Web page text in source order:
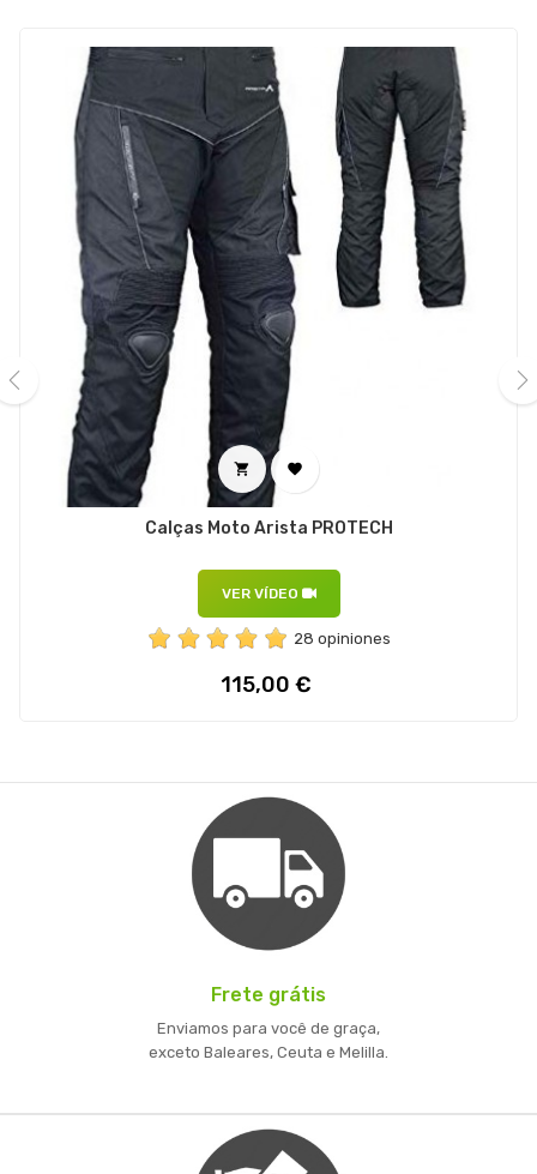
 
Calças Moto Arista PROTECH
VER VÍDEO
28 opiniones
Preço
115,00 €
Frete grátis
Enviamos para você de graça,
exceto Baleares, Ceuta e Melilla.